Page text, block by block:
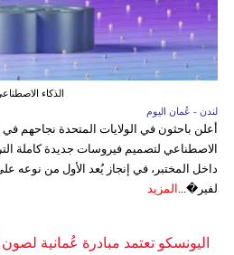
الذكاء
لندن - عُمان اليوم
أعلن باحثون في الولايات المتحدة نجاحهم في
الاصطناعي لتصميم فيروسات جديدة كاملة
داخل المختبر، في إنجاز يُعد الأول من نوعه
لفير�... المزيد
اليونسكو تعتمد مبادرة عُمانية